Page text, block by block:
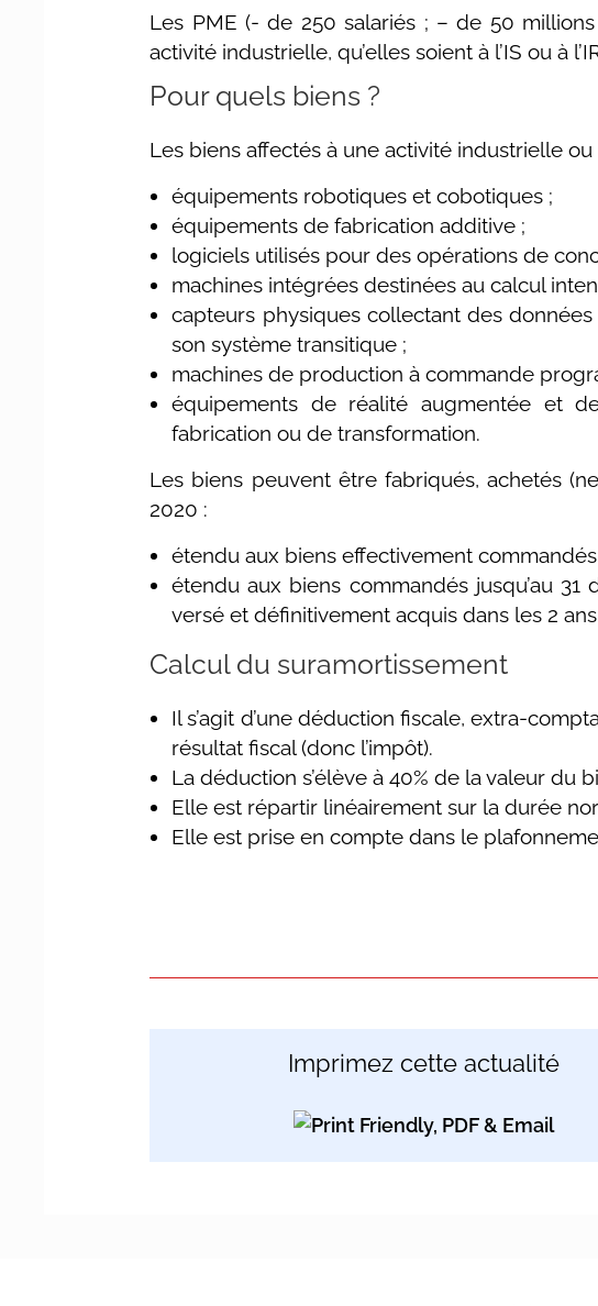
Les PME (- de 250 salariés ; – de 50
activité industrielle, qu’elles soient à l’IS ou à
Pour quels biens ?
Les biens affectés à une activité industrielle
équipements robotiques et cobotiques ;
équipements de fabrication additive ;
logiciels utilisés pour des opérations de
machines intégrées destinées au calcul
capteurs physiques collectant des
son système transitique ;
machines de production à commande
équipements de réalité augmentée et
fabrication ou de transformation.
Les biens peuvent être fabriqués, achetés
2020 :
étendu aux biens effectivement
étendu aux biens commandés jusqu’au
versé et définitivement acquis dans les 2
Calcul du suramortissement
Il s’agit d’une déduction fiscale, extra-
résultat fiscal (donc l’impôt).
La déduction s’élève à 40% de la valeur du
Elle est répartir linéairement sur la durée
Elle est prise en compte dans le
Imprimez cette actualité